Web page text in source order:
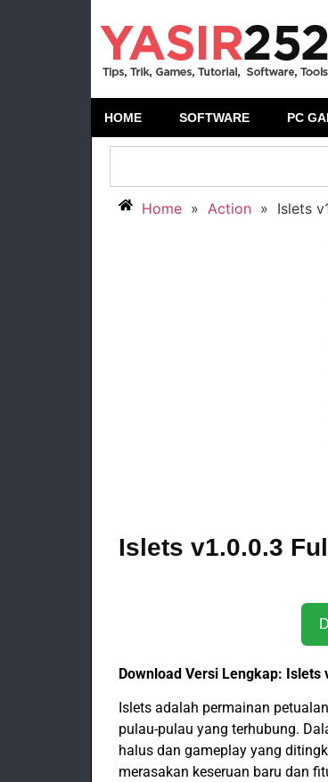
HOME SOFTWARE PC
Home » Action » Islets
Islets v1.0.0.3
Download Versi Lengkap: Islets
Islets adalah permainan
pulau-pulau yang terhubung.
halus dan gameplay yang
merasakan keseruan baru dan